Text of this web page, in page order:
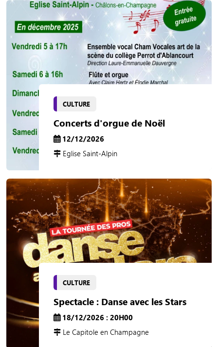
CULTURE
Concerts d'orgue de Noël
12/12/2026
Eglise Saint-Alpin
CULTURE
Spectacle : Danse avec les Stars
18/12/2026 : 20H00
Le Capitole en Champagne